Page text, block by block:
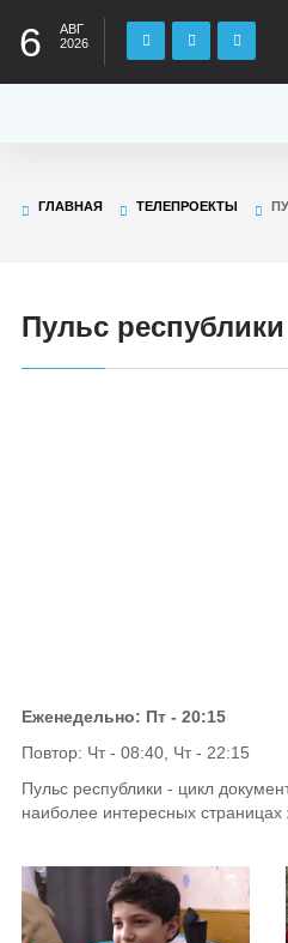
6
АВГ
2026
ГЛАВНАЯ ТЕЛЕПРОЕКТЫ
Пульс республики
Еженедельно: Пт - 20:15
Повтор: Чт - 08:40, Чт - 22:15
Пульс республики - цикл
наиболее интересных страницах